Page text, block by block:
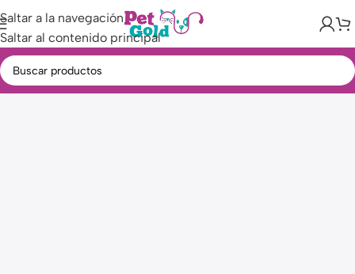
Saltar a la navegación
Saltar al contenido principal